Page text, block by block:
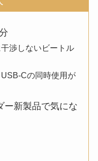
渉しないビートル
Cの同時使用が
ー新製品で気にな